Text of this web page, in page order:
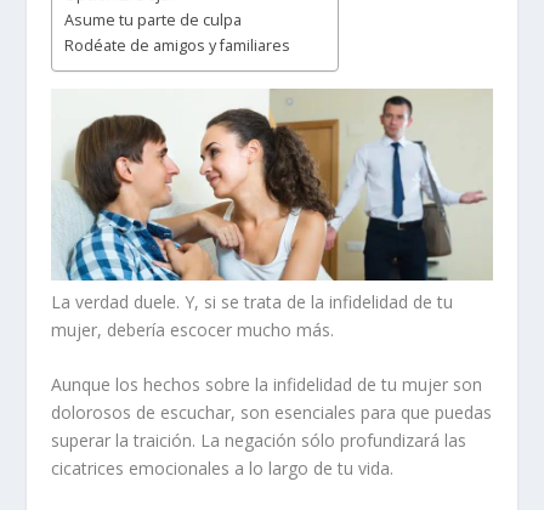
Asume tu parte de culpa
Rodéate de amigos y familiares
La verdad duele. Y, si se trata de la infidelidad de tu
mujer, debería escocer mucho más.
Aunque los hechos sobre la infidelidad de tu mujer son
dolorosos de escuchar, son esenciales para que puedas
superar la traición. La negación sólo profundizará las
cicatrices emocionales a lo largo de tu vida.